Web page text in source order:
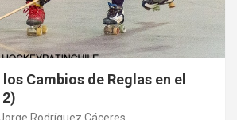
Cambios de Reglas en el